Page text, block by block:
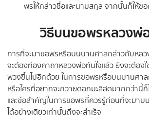
พรให้กล่าวชื่อและนามสกุล จากนั้นก็ให้ข
วิธีบนขอพรหลวงพ่
การที่จะมาขอพรหรือบนบานศาลกล่าวกับหล
จะต้องท่องคาถาหลวงพ่อทันใจแล้ว ยังจะต้อง
พวงขึ้นไปอีกด้วย ในการขอพรหรือบนบานศาล
หรือใครที่อยากจะถวายดอกมะลิสดมากกว่านี้
และข้อสำคัญในการขอพรที่ควรรู้ก่อนที่จะมาบ
ได้อย่างเดียวเท่านั้นถึงจะสำเร็จ